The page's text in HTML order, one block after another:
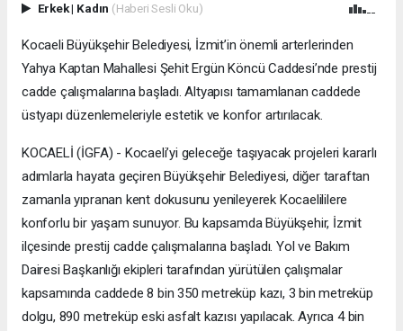
Erkek| Kadın (Haberi Sesli Oku)
Kocaeli Büyükşehir Belediyesi, İzmit’in önemli arterlerinden
Yahya Kaptan Mahallesi Şehit Ergün Köncü Caddesi’nde prestij
cadde çalışmalarına başladı. Altyapısı tamamlanan caddede
üstyapı düzenlemeleriyle estetik ve konfor artırılacak.
KOCAELİ (İGFA) - Kocaeli’yi geleceğe taşıyacak projeleri kararlı
adımlarla hayata geçiren Büyükşehir Belediyesi, diğer taraftan
zamanla yıpranan kent dokusunu yenileyerek Kocaelililere
konforlu bir yaşam sunuyor. Bu kapsamda Büyükşehir, İzmit
ilçesinde prestij cadde çalışmalarına başladı. Yol ve Bakım
Dairesi Başkanlığı ekipleri tarafından yürütülen çalışmalar
kapsamında caddede 8 bin 350 metreküp kazı, 3 bin metreküp
dolgu, 890 metreküp eski asfalt kazısı yapılacak. Ayrıca 4 bin